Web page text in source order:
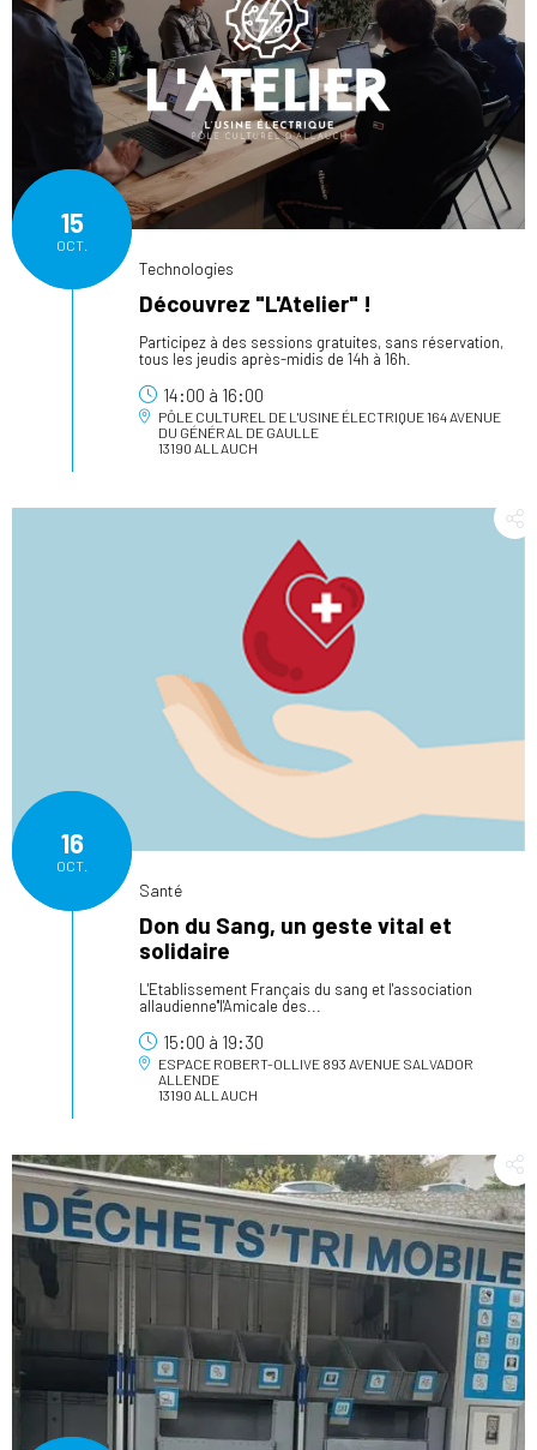
15
OCT.
Technologies
Découvrez "L'Atelier" !
Participez à des sessions gratuites, sans réservation,
tous les jeudis après-midis de 14h à 16h.
14:00 à 16:00
PÔLE CULTUREL DE L'USINE ÉLECTRIQUE164 AVENUE
DU GÉNÉRAL DE GAULLE
13190 ALLAUCH
16
OCT.
Santé
Don du Sang, un geste vital et
solidaire
L'Etablissement Français du sang et l'association
allaudienne"l'Amicale des...
15:00 à 19:30
ESPACE ROBERT-OLLIVE 893 AVENUE SALVADOR
ALLENDE
13190 ALLAUCH